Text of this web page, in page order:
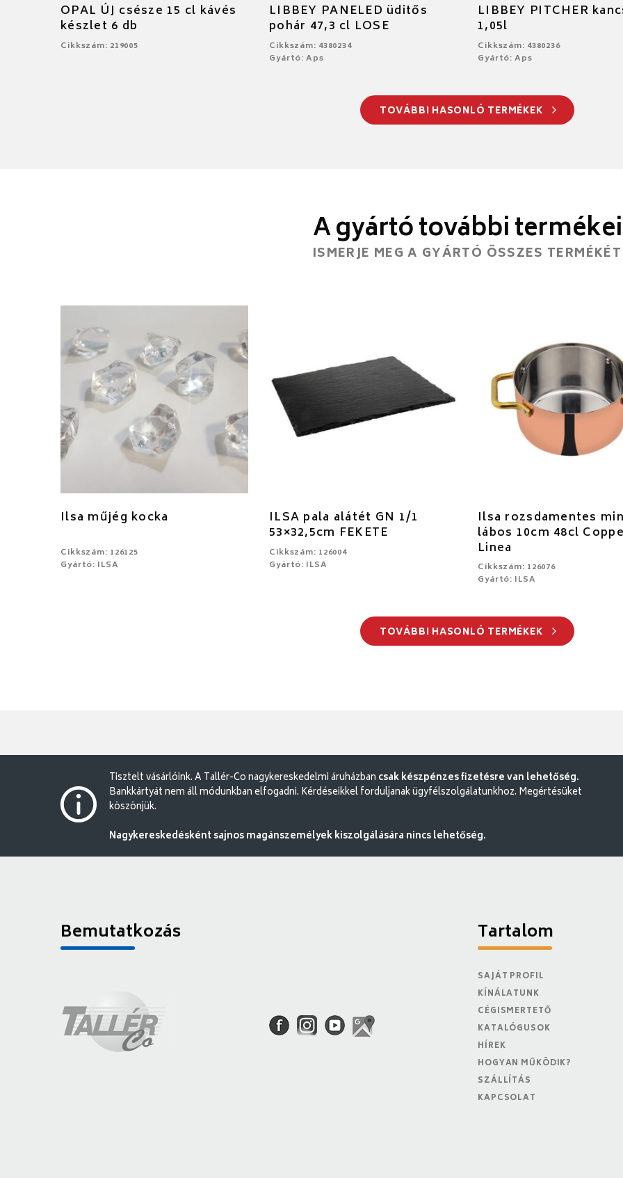
OPAL ÚJ csésze 15 cl kávés
készlet 6 db
Cikkszám: 219005
LIBBEY PANELED üditős
pohár 47,3 cl LOSE
Cikkszám: 4380234
Gyártó: Aps
LIBBEY PITCHER
1,05l
Cikkszám: 4380236
Gyártó: Aps
TOVÁBBI HASONLÓ TERMÉKEK
A gyártó további termékei
ISMERJE MEG A GYÁRTÓ ÖSSZES TERMÉKÉT
Ilsa műjég kocka
Cikkszám: 126125
Gyártó: ILSA
ILSA pala alátét GN 1/1
53×32,5cm FEKETE
Cikkszám: 126004
Gyártó: ILSA
Ilsa rozsdamentes
lábos 10cm 48cl
Linea
Cikkszám: 126076
Gyártó: ILSA
TOVÁBBI HASONLÓ TERMÉKEK
Tisztelt vásárlóink. A Tallér-Co nagykereskedelmi áruházban csak készpénzes fizetésre van lehetőség.
Bankkártyát nem áll módunkban elfogadni. Kérdéseikkel forduljanak ügyfélszolgálatunkhoz. Megértésüket
köszönjük.
Nagykereskedésként sajnos magánszemélyek kiszolgálására nincs lehetőség.
Bemutatkozás Tartalom
SAJÁT PROFIL
KÍNÁLATUNK
CÉGISMERTETŐ
KATALÓGUSOK
HÍREK
HOGYAN MŰKÖDIK?
SZÁLLÍTÁS
KAPCSOLAT